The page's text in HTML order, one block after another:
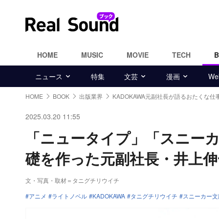
HOME MUSIC MOVIE TECH
ニュース 特集 文芸 漫画
HOME BOOK 出版業界 KADOKAWA元副社長が語るおたくな仕
2025.03.20 11:55
「ニュータイプ」「スニ
礎を作った元副社長・井上
文・写真・取材＝タニグチリウイチ
アニメ
ライトノベル KADOKAWA タニグチリウイチ スニーカー